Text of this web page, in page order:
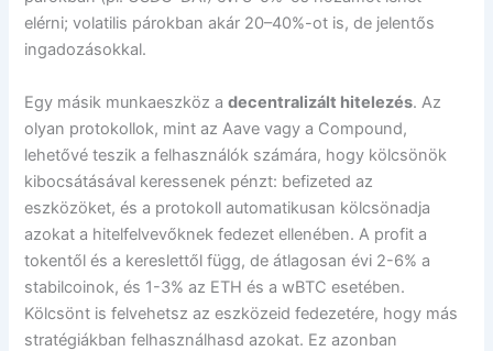
elérni; volatilis párokban akár 20–40%-ot is, de jelentős
ingadozásokkal.
Egy másik munkaeszköz adecentralizált hitelezés. Az
olyan protokollok, mint az Aave vagy a Compound,
lehetővé teszik a felhasználók számára, hogy kölcsönök
kibocsátásával keressenek pénzt: befizeted az
eszközöket, és a protokoll automatikusan kölcsönadja
azokat a hitelfelvevőknek fedezet ellenében. A profit a
tokentől és a kereslettől függ, de átlagosan évi 2-6% a
stabilcoinok, és 1-3% az ETH és a wBTC esetében.
Kölcsönt is felvehetsz az eszközeid fedezetére, hogy más
stratégiákban felhasználhasd azokat. Ez azonban